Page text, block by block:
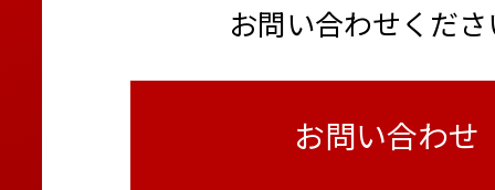
お問い合わせくだ
お問い合わせ